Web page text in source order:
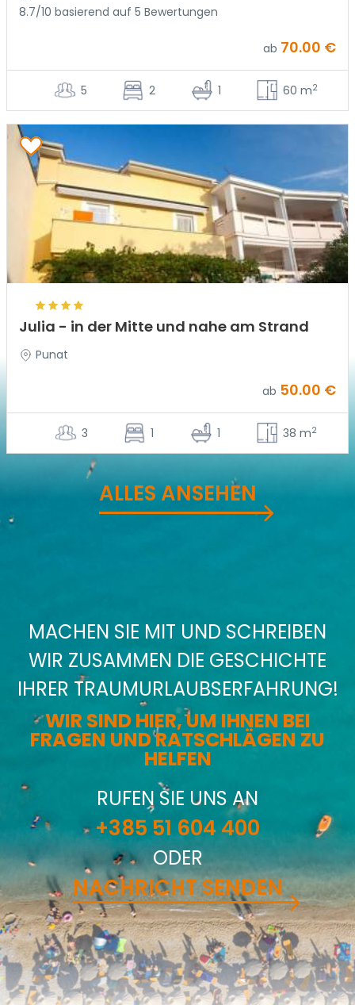
8.7/10 basierend auf 5 Bewertungen
ab 70.00 €
5 2 1 60 m2
Julia - in der Mitte und nahe am Strand
Punat
ab 50.00 €
3 1 1 38 m2
ALLES ANSEHEN
MACHEN SIE MIT UND SCHREIBEN
WIR ZUSAMMEN DIE GESCHICHTE
IHRER TRAUMURLAUBSERFAHRUNG!
WIR SIND HIER, UM IHNEN BEI
FRAGEN UND RATSCHLÄGEN ZU
HELFEN
RUFEN SIE UNS AN
+385 51 604 400
ODER
NACHRICHT SENDEN